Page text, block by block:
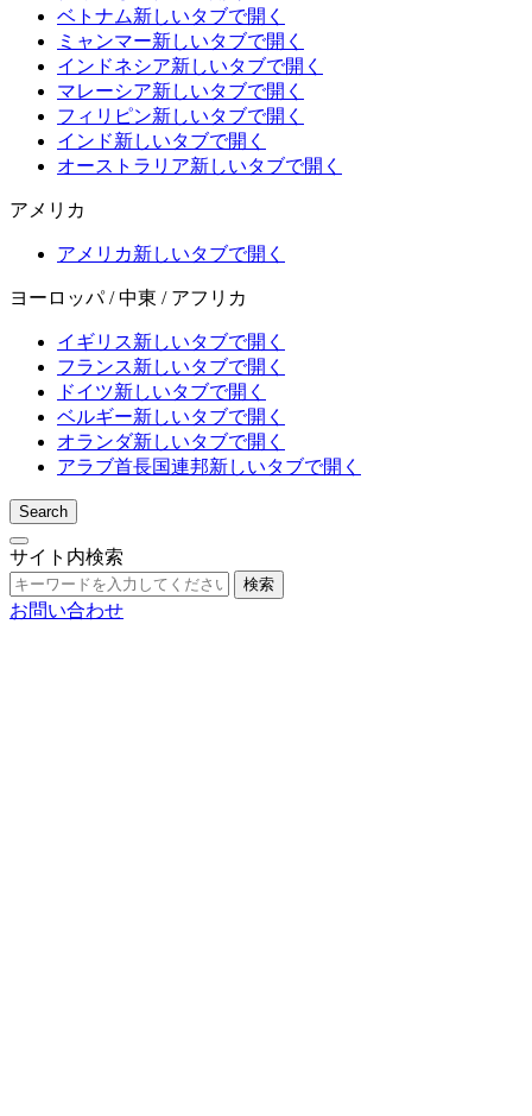
ベトナム新しいタブで開く
ミャンマー新しいタブで開く
インドネシア新しいタブで開く
マレーシア新しいタブで開く
フィリピン新しいタブで開く
インド新しいタブで開く
オーストラリア新しいタブで開く
アメリカ
アメリカ新しいタブで開く
ヨーロッパ / 中東 / アフリカ
イギリス新しいタブで開く
フランス新しいタブで開く
ドイツ新しいタブで開く
ベルギー新しいタブで開く
オランダ新しいタブで開く
アラブ首長国連邦新しいタブで開く
Search
サイト内検索
検索
お問い合わせ